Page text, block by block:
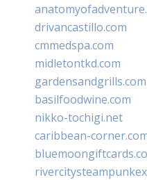
drivancastillo.com
cmmedspa.com
midletontkd.com
gardensandgrills.com
basilfoodwine.com
nikko-tochigi.net
caribbean-